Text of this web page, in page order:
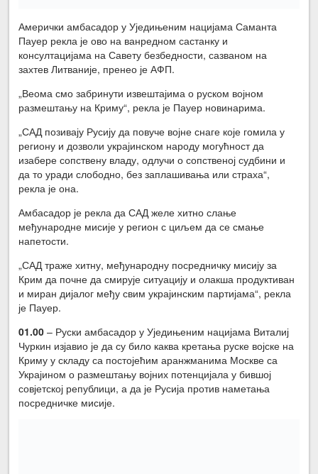
Амерички амбасадор у Уједињеним нацијама Саманта
Пауер рекла је ово на ванредном састанку и
консултацијама на Савету безбедности, сазваном на
захтев Литваније, пренео је АФП.
„Веома смо забринути извештајима о руском војном
размештању на Криму“, рекла је Пауер новинарима.
„САД позивају Русију да повуче војне снаге које гомила у
региону и дозволи украјинском народу могућност да
изабере сопствену владу, одлучи о сопственој судбини и
да то уради слободно, без заплашивања или страха“,
рекла је она.
Амбасадор је рекла да САД желе хитно слање
међународне мисије у регион с циљем да се смање
напетости.
„САД траже хитну, међународну посредничку мисију за
Крим да почне да смирује ситуацију и олакша продуктиван
и миран дијалог међу свим украјинским партијама“, рекла
је Пауер.
01.00 – Руски амбасадор у Уједињеним нацијама Виталиј
Чуркин изјавио је да су било каква кретања руске војске на
Криму у складу са постојећим аранжманима Москве са
Украјином о размештању војних потенцијала у бившој
совјетској републици, а да је Русија против наметања
посредничке мисије.